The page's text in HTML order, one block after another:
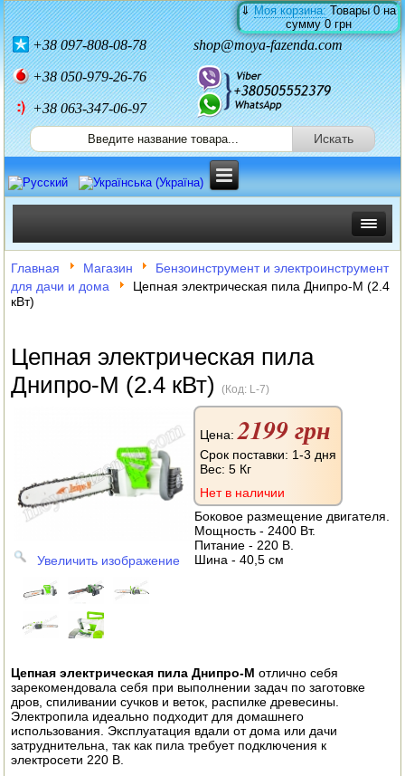
⇓Моя корзина:Товары0на
сумму0 грн
+38097-808-08-78 shop@moya-fazenda.com
+38050-979-26-76
+38 063-347-06-97
ИНКУБАТОРЫ
ЗЕРНОДРОБИЛКИ
СОЛОМОРЕЗКИ
ДЛЯ ОГОРОДА
НАВЕСНОЕ ДЛЯ МОТОБЛОКОВ
СЕПАРАТОРЫ И МАСЛОБОЙКИ
СЫРОВАРНИ
ШИНКОВКИ
ДЛЯ ДОМА И САДА
ОБОГРЕВАТЕЛИ
ДРОВОКОЛЫ
ГАЗОВЫЕ БАЛЛОНЫ
Главная Магазин
Бензоинструмент и электроинструмент
для дачи и дома
Цепная электрическая пила Днипро-М (2.4
кВт)
Цепная электрическая пила
Днипро-М (2.4 кВт)(Код: L-7)
Увеличить изображение
Цена:2199 грн
Срок поставки: 1-3 дня
Вес:5 Кг
Нет в наличии
Боковое размещение двигателя.
Мощность - 2400 Вт.
Питание - 220 В.
Шина - 40,5 см
Цепная электрическая пила Днипро-М отлично себя
зарекомендовала себя при выполнении задач по заготовке
дров, спиливании сучков и веток, распилке древесины.
Электропила идеально подходит для домашнего
использования. Эксплуатация вдали от дома или дачи
затруднительна, так как пила требует подключения к
электросети 220 В.